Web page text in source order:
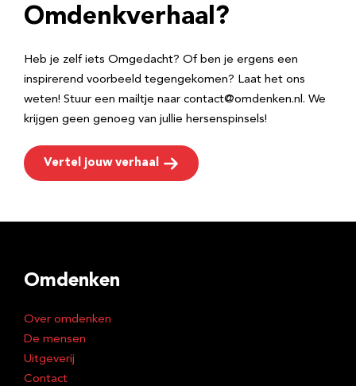
e
Omdenkverhaal?
Heb je zelf iets Omgedacht? Of ben je ergens een
inspirerend voorbeeld tegengekomen? Laat het ons
weten! Stuur een mailtje naar contact@omdenken.nl. We
krijgen geen genoeg van jullie hersenspinsels!
Vertel jouw verhaal
Omdenken
Over omdenken
De mensen
Uitgeverij
Contact